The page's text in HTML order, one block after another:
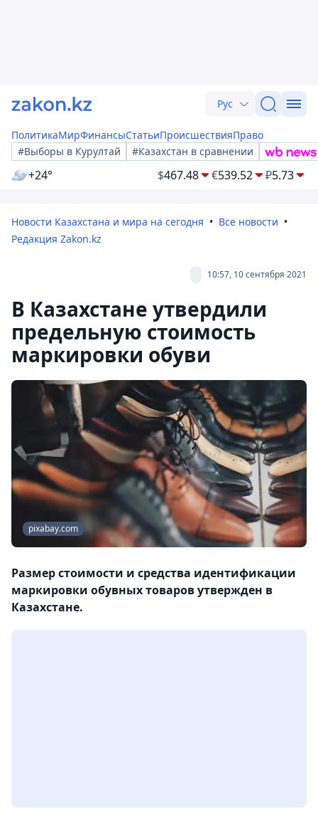
Рус
ПолитикаМирФинансыСтатьиПроисшествияПраво
#Выборы в Курултай
#Казахстан в сравнении
+24° $467.48 €539.52 ₽5.73
Новости Казахстана и мира на сегодня
Все новости
Редакция Zakon.kz
10:57, 10 сентября 2021
В Казахстане утвердили
предельную стоимость
маркировки обуви
pixabay.com
Размер стоимости и средства идентификации
маркировки обувных товаров утвержден в
Казахстане.